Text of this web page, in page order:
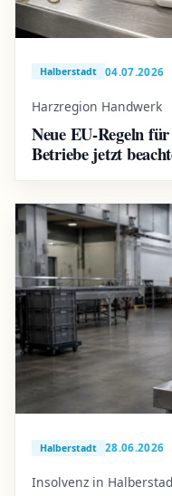
Halberstadt 04.07.2026
Harzregion Handwerk
Neue EU-Regeln
Betriebe jetzt
Halberstadt 28.06.2026
Insolvenz in